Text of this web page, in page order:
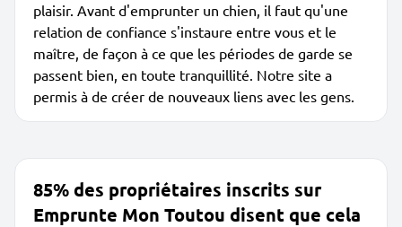
plaisir. Avant d'emprunter un chien, il faut qu'une
relation de confiance s'instaure entre vous et le
maître, de façon à ce que les périodes de garde se
passent bien, en toute tranquillité. Notre site a
permis à de créer de nouveaux liens avec les gens.
85% des propriétaires inscrits sur
Emprunte Mon Toutou disent que cela